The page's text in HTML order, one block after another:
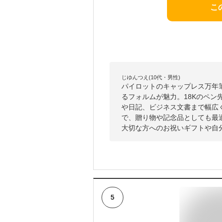
こ
じゆんつえ(10代・男性)
パイロットのキャップレス万
るフォルムが魅力。18Kのペン
や日記、ビジネス文書まで幅
で、贈り物や記念品としても
大切な方へのお祝いギフトや
5